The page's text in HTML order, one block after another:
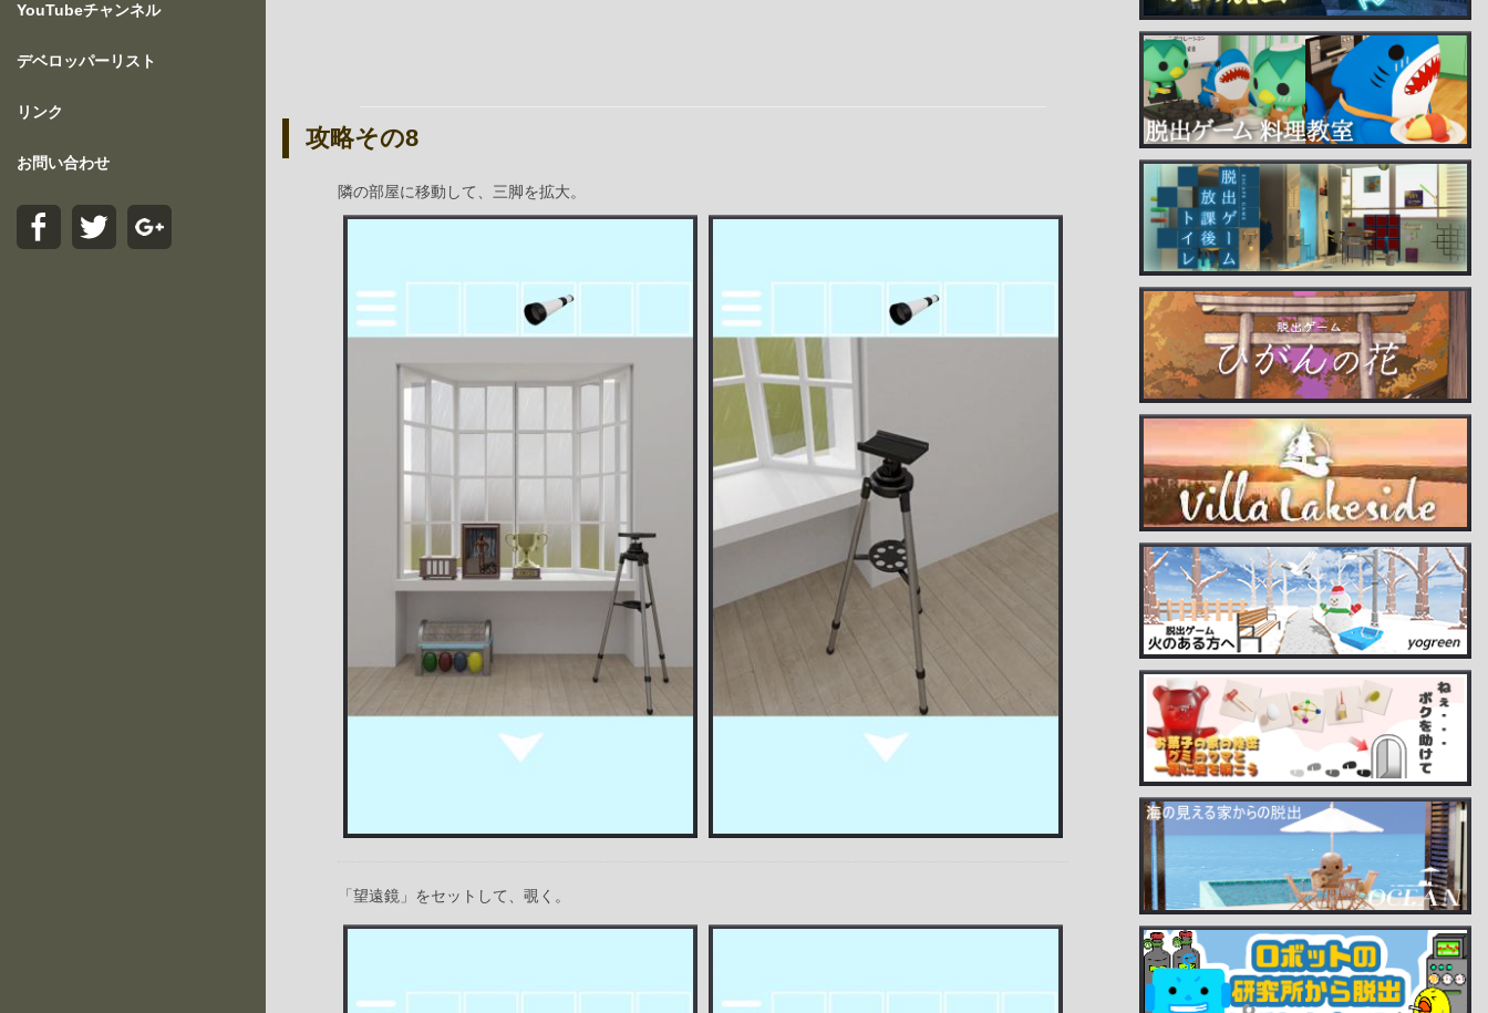
YouTubeチャンネル
デベロッパーリスト
リンク
お問い合わせ
攻略その8
隣の部屋に移動して、三脚を拡大。
「望遠鏡」をセットして、覗く。